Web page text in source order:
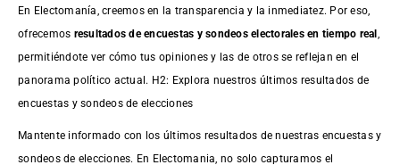
En Electomanía, creemos en la transparencia y la inmediatez. Por eso,
ofrecemos resultados deencuestas y sondeos electorales en tiempo real
permitiéndote ver cómo tus opiniones y las de otros se reflejan en el
panorama político actual. H2: Explora nuestros últimos resultados de
encuestas y sondeos de elecciones
Mantente informado con los últimos resultados de nuestras encuestasy
sondeos de elecciones. En Electomania, no solo capturamos el